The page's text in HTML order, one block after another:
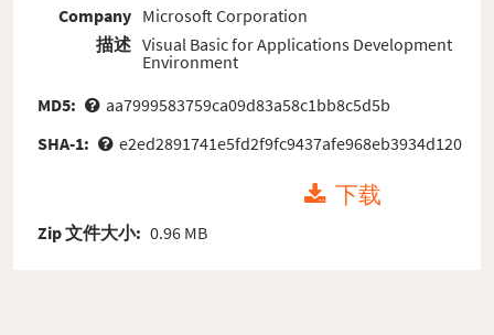
Company
描述
Microsoft Corporation
Visual Basic for Applications Development
Environment
MD5:
aa7999583759ca09d83a58c1bb8c5d5b
SHA-1:
e2ed2891741e5fd2f9fc9437afe968eb3934d120
下载
Zip 文件大小: 0.96 MB